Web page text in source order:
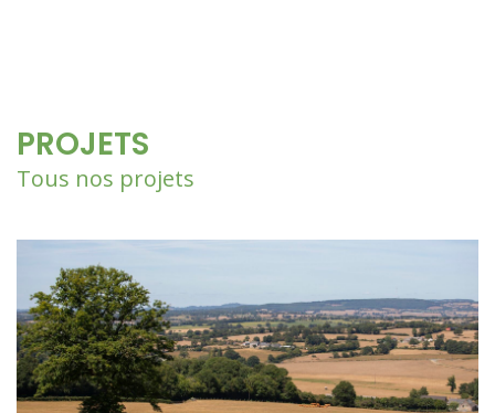
PROJETS
Tous nos projets